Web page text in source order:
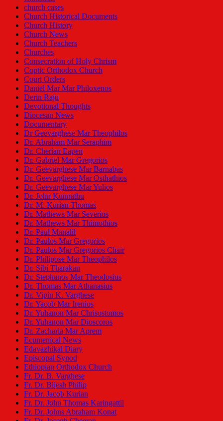
church cases
Church Historical Documents
Church History
Church News
Church Teachers
Churches
Consecration of Holy Chrism
Coptic Orthodox Church
Court Orders
Daniel Mar Mar Philoxenos
Derin Raju
Devotional Thoughts
Diocesan News
Documentary
Dr Geevarghese Mar Theophilos
Dr. Abraham Mar Seraphim
Dr. Cherian Eapen
Dr. Gabriel Mar Gregorios
Dr. Geevarghese Mar Barnabas
Dr. Geevarghese Mar Osthathios
Dr. Geevarghese Mar Yulios
Dr. John Kunnathu
Dr. M. Kurian Thomas
Dr. Mathews Mar Severios
Dr. Mathews Mar Thimothios
Dr. Paul Manalil
Dr. Paulos Mar Gregorios
Dr. Paulos Mar Gregorios Chair
Dr. Philipose Mar Theophilos
Dr. Sibi Tharakan
Dr. Stephanos Mar Theodosius
Dr. Thomas Mar Athanasius
Dr. Vipin K. Varghese
Dr. Yacob Mar Irenios
Dr. Yuhanon Mar Chrisostomos
Dr. Yuhanon Mar Dioscoros
Dr. Zacharia Mar Aprem
Ecumenical News
Edavazhikal Diary
Episcopal Synod
Ethiopian Orthodox Church
Fr. Dr. B. Varghese
Fr. Dr. Bijesh Philip
Fr. Dr. Jacob Kurian
Fr. Dr. John Thomas Karingattil
Fr. Dr. Johns Abraham Konat